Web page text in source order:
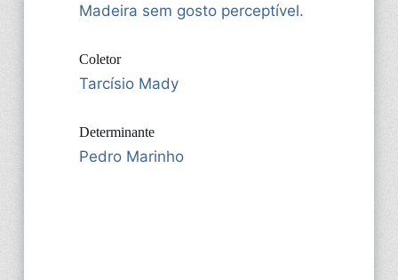
Madeira sem gosto perceptível.
Coletor
Tarcísio Mady
Determinante
Pedro Marinho